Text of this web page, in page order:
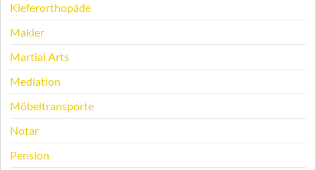
Kieferorthopäde
Makler
Martial Arts
Mediation
Möbeltransporte
Notar
Pension